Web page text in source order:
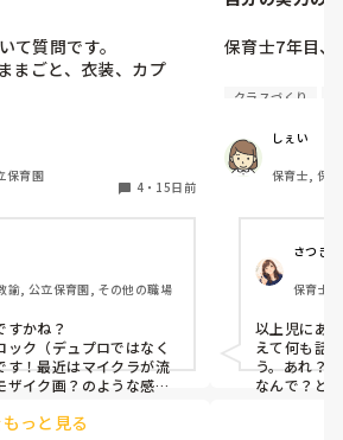
て質問です。
まごと、衣装、カプ
鑑が人気です。
あれば教えてくださ
保育園
4・ 15日前
諭, 公立保育園, その他の職場
すかね？
ック（デュプロではなく
す！最近はマイクラが流
ザイク画？のような感じ
っと見る
保育士7年目、
4歳児7名を1
最近は「お話
「キャー！」
てきてしまい
保育士7年目
られない自分
子どもたちと
話も聞いてく
信頼関係が出
もたち…
クラスづくり
しぇい
保育士, 保
さつき
保育士,
以上児にあ
えて何も話
う。あれ？
なんで？と